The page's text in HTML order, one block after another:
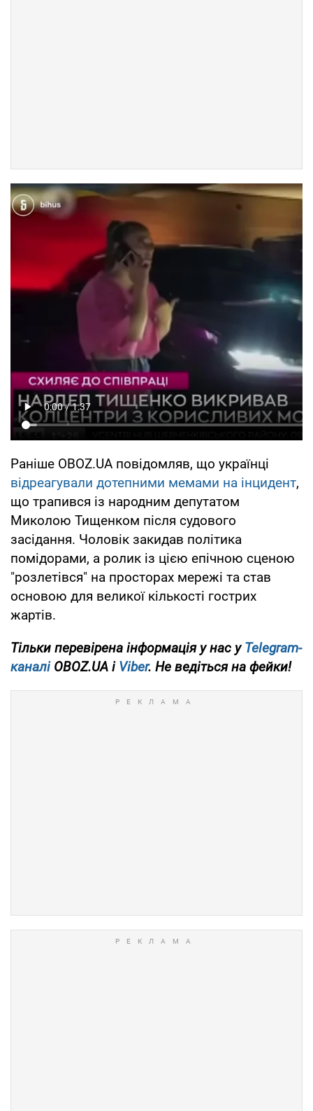
Раніше OBOZ.UA повідомляв, що українці
відреагували дотепними мемами на інцидент,
що трапився із народним депутатом
Миколою Тищенком після судового
засідання. Чоловік закидав політика
помідорами, а ролик із цією епічною сценою
"розлетівся" на просторах мережі та став
основою для великої кількості гострих
жартів.
Тільки перевірена інформація у нас уTelegram-
каналіOBOZ.UA і Viber. Не ведіться на фейки!